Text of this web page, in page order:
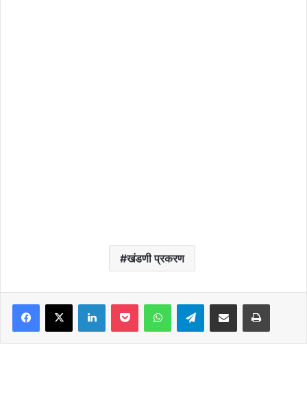
खंडणी प्रकरण
Facebook
X LinkedInPocket WhatsAppTelegramShare via Email Print